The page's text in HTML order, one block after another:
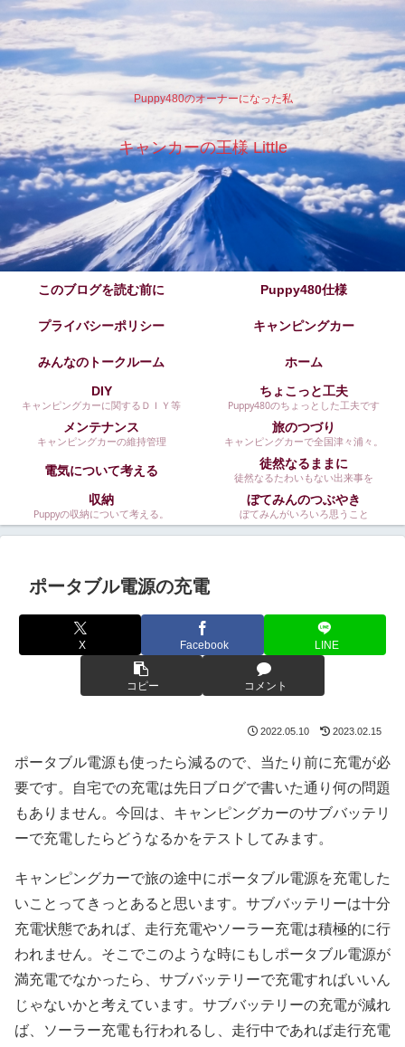
Puppy480のオーナーになった私
キャンカーの王様 Little
このブログを読む前に Puppy480仕様
プライバシーポリシー キャンピングカー
みんなのトークルーム
ホーム
DIY
キャンピングカーに関するＤＩＹ等
ちょこっと工夫
Puppy480のちょっとした工夫です
メンテナンス
キャンピングカーの維持管理
旅のつづり
キャンピングカーで全国津々浦々。
電気について考える 徒然なるままに
徒然なるたわいもない出来事を
収納
Puppyの収納について考える。
ぼてみんのつぶやき
ぼてみんがいろいろ思うこと
ポータブル電源の充電
X Facebook LINE
コピー コメント
2022.05.10 2023.02.15
ポータブル電源も使ったら減るので、当たり前に充電が必
要です。自宅での充電は先日ブログで書いた通り何の問題
もありません。今回は、キャンピングカーのサブバッテリ
ーで充電したらどうなるかをテストしてみます。
キャンピングカーで旅の途中にポータブル電源を充電した
いことってきっとあると思います。サブバッテリーは十分
充電状態であれば、走行充電やソーラー充電は積極的に行
われません。そこでこのような時にもしポータブル電源が
満充電でなかったら、サブバッテリーで充電すればいいん
じゃないかと考えています。サブバッテリーの充電が減れ
ば、ソーラー充電も行われるし、走行中であれば走行充電